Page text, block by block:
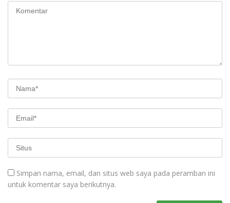
Simpan nama, email, dan situs web saya pada peramban ini
untuk komentar saya berikutnya.